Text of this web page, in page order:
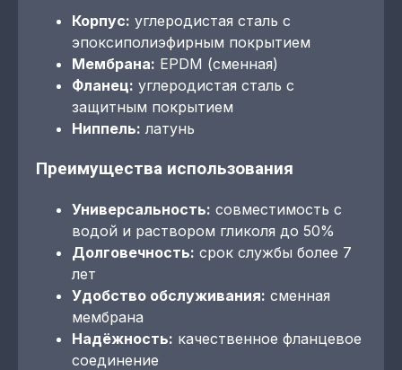
Корпус: углеродистая сталь с
эпоксиполиэфирным покрытием
Мембрана: EPDM (сменная)
Фланец: углеродистая сталь с
защитным покрытием
Ниппель: латунь
Преимущества использования
Универсальность: совместимость с
водой и раствором гликоля до 50%
Долговечность: срок службы более 7
лет
Удобство обслуживания: сменная
мембрана
Надёжность: качественное фланцевое
соединение